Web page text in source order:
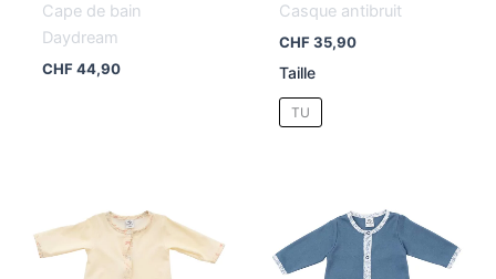
Cape de bain
Daydream
CHF44,90
Casque antibruit
CHF35,90
Taille
TU